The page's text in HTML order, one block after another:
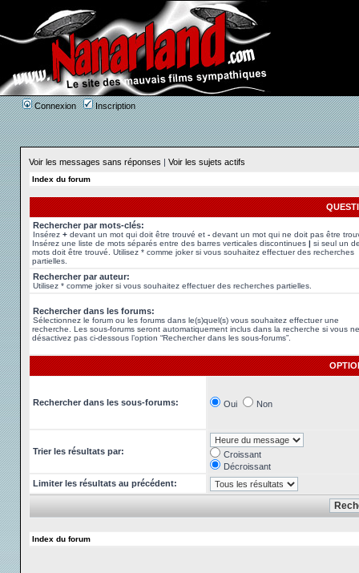
Connexion Inscription
Voir les messages sans réponses | Voir les sujets actifs
Index du forum
Rechercher par mots-clés:
Insérez + devant un mot qui doit être trouvé et - devant un mot qui ne doit pas être
Insérez une liste de mots séparés entre des barres verticales discontinues | si seul un
mots doit être trouvé. Utilisez * comme joker si vous souhaitez effectuer des recherches
partielles.
Rechercher par auteur:
Utilisez * comme joker si vous souhaitez effectuer des recherches partielles.
Rechercher dans les forums:
Sélectionnez le forum ou les forums dans le(s)quel(s) vous souhaitez effectuer une
recherche. Les sous-forums seront automatiquement inclus dans la recherche si vous ne
désactivez pas ci-dessous l’option “Rechercher dans les sous-forums”.
Rechercher dans les sous-forums: Oui Non
Trier les résultats par:
Croissant
Décroissant
Limiter les résultats au précédent:
Index du forum